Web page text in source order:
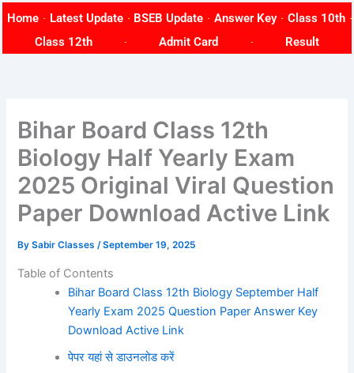
content
Home Latest Update BSEB Update Answer Key
Class 10th
Class 12th
Admit Card Result
Bihar Board Class 12th
Biology Half Yearly Exam
2025 Original Viral Question
Paper Download Active Link
BySabir Classes/September 19, 2025
Table of Contents
Bihar Board Class 12th Biology September Half
Yearly Exam 2025 Question Paper Answer Key
Download Active Link
पेपर यहां से डाउनलोड करें